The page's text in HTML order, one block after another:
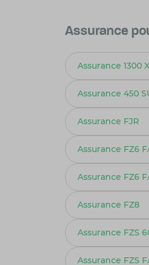
Assurance
Assurance 1300
Assurance 450
Assurance FJR
Assurance FZ6
Assurance FZ6
Assurance FZ8
Assurance FZS
Assurance FZS